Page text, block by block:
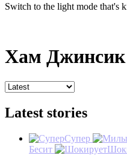
Switch to the light mode that's
Хам Джинсик
Latest stories
Супер
Бесит